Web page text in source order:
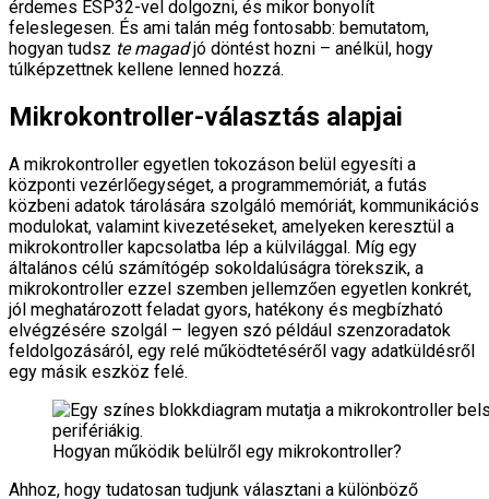
érdemes ESP32-vel dolgozni, és mikor bonyolít
feleslegesen. És ami talán még fontosabb: bemutatom,
hogyan tudsz te magadjó döntést hozni – anélkül, hogy
túlképzettnek kellene lenned hozzá.
Mikrokontroller-választás alapjai
A mikrokontroller egyetlen tokozáson belül egyesíti a
központi vezérlőegységet, a programmemóriát, a futás
közbeni adatok tárolására szolgáló memóriát, kommunikációs
modulokat, valamint kivezetéseket, amelyeken keresztül a
mikrokontroller kapcsolatba lép a külvilággal. Míg egy
általános célú számítógép sokoldalúságra törekszik, a
mikrokontroller ezzel szemben jellemzően egyetlen konkrét,
jól meghatározott feladat gyors, hatékony és megbízható
elvégzésére szolgál – legyen szó például szenzoradatok
feldolgozásáról, egy relé működtetéséről vagy adatküldésről
egy másik eszköz felé.
Hogyan működik belülről egy mikrokontroller?
Ahhoz, hogy tudatosan tudjunk választani a különböző